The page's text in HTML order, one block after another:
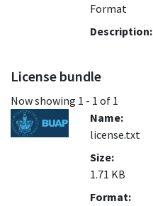
Format
Description:
License bundle
Now showing 1 - 1 of 1
Name:
license.txt
Size:
1.71 KB
Format: